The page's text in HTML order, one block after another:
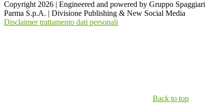
Copyright 2026 | Engineered and powered by Gruppo Spaggiari
Parma S.p.A. | Divisione Publishing & New Social Media
Disclaimer trattamento dati personali
Back to top